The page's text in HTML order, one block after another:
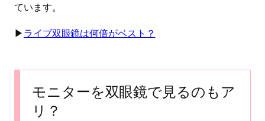
ています。
▶︎ライブ双眼鏡は何倍がベスト？
モニターを双眼鏡で見るのもア
リ？